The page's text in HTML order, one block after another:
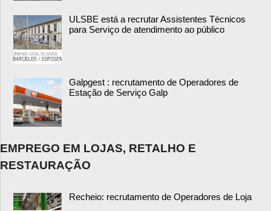
ULSBE está a recrutar Assistentes Técnicos
para Serviço de atendimento ao público
Galpgest : recrutamento de Operadores de
Estação de Serviço Galp
EMPREGO EM LOJAS, RETALHO E
RESTAURAÇÃO
Recheio: recrutamento de Operadores de Loja